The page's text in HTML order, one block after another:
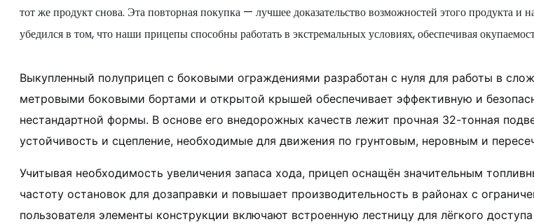
тот же продукт снова. Эта повторная покупка — лучшее доказательство возможностей этого продукта
убедился в том, что наши прицепы способны работать в экстремальных условиях, обеспечивая
Выкупленный полуприцеп с боковыми ограждениями разработан с нуля для работы в
метровыми боковыми бортами и открытой крышей обеспечивает эффективную и
нестандартной формы. В основе его внедорожных качеств лежит прочная 32-тонная
устойчивость и сцепление, необходимые для движения по грунтовым, неровным и
Учитывая необходимость увеличения запаса хода, прицеп оснащён значительным
частоту остановок для дозаправки и повышает производительность в районах с
пользователя элементы конструкции включают встроенную лестницу для лёгкого